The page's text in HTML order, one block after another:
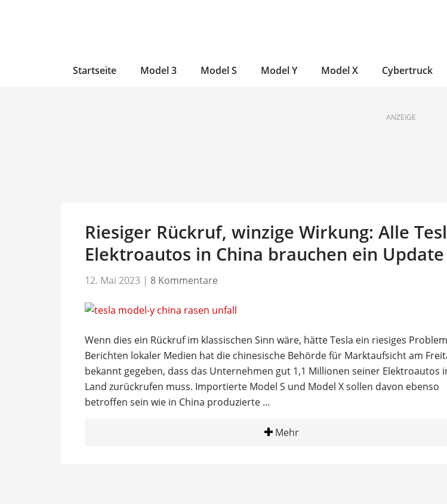
Startseite Model 3 Model S Model Y Model X Cybertruck
ANZEIGE
Riesiger Rückruf, winzige Wirkung: Alle
Elektroautos in China brauchen ein Update
12. Mai 2023 | 8 Kommentare
Wenn dies ein Rückruf im klassischen Sinn wäre, hätte Tesla ein riesiges
Berichten lokaler Medien hat die chinesische Behörde für Marktaufsicht am
bekannt gegeben, dass das Unternehmen gut 1,1 Millionen seiner Elektroautos
Land zurückrufen muss. Importierte Model S und Model X sollen davon ebenso
betroffen sein wie in China produzierte …
Mehr